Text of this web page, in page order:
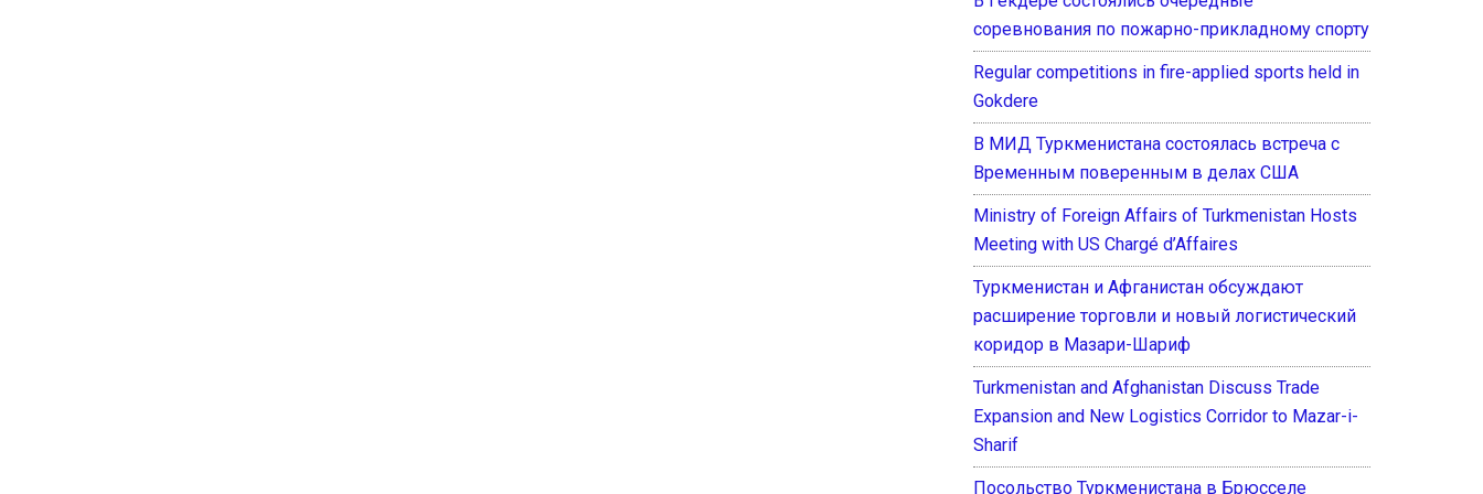
соревнования по пожарно-прикладному спорту
Regular competitions in fire-applied sports held in
Gokdere
В МИД Туркменистана состоялась встреча с
Временным поверенным в делах США
Ministry of Foreign Affairs of Turkmenistan Hosts
Meeting with US Chargé d’Affaires
Туркменистан и Афганистан обсуждают
расширение торговли и новый логистический
коридор в Мазари-Шариф
Turkmenistan and Afghanistan Discuss Trade
Expansion and New Logistics Corridor to Mazar-i-
Sharif
Посольство Туркменистана в Брюсселе